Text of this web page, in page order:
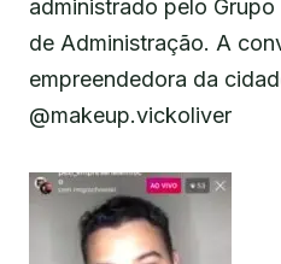
administrado pelo
de Administração. A
empreendedora da
@makeup.vickoliver